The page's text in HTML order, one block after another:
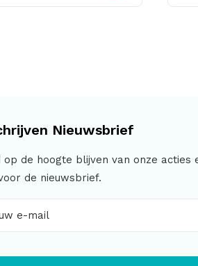
Nieuwsbrief
op de hoogte blijven van onze acties
de nieuwsbrief.